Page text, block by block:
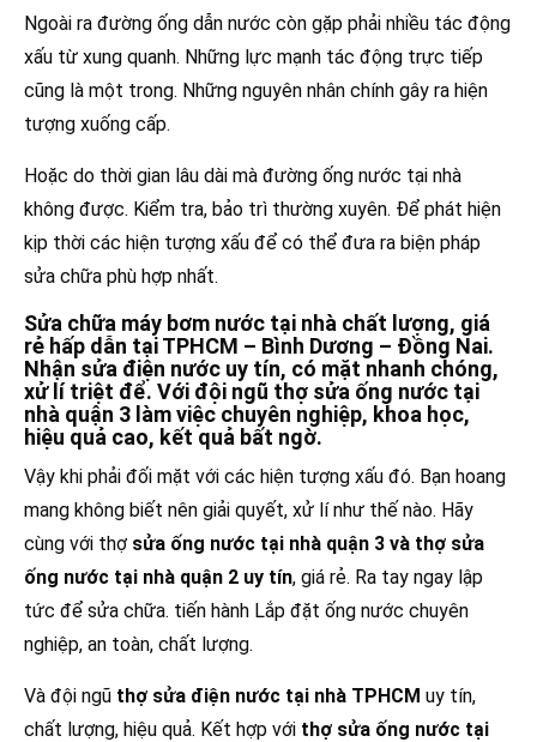
Ngoài ra đường ống dẫn nước còn gặp phải nhiều tác động
xấu từ xung quanh. Những lực mạnh tác động trực tiếp
cũng là một trong. Những nguyên nhân chính gây ra hiện
tượng xuống cấp.
Hoặc do thời gian lâu dài mà đường ống nước tại nhà
không được. Kiểm tra, bảo trì thường xuyên. Để phát hiện
kịp thời các hiện tượng xấu để có thể đưa ra biện pháp
sửa chữa phù hợp nhất.
Sửa chữa máy bơm nước tại nhà chất lượng, giá
rẻ hấp dẫn tại TPHCM – Bình Dương – Đồng Nai.
Nhận sửa điện nước uy tín, có mặt nhanh chóng,
xử lí triệt để. Với đội ngũ thợ sửa ống nước tại
nhà quận 3 làm việc chuyên nghiệp, khoa học,
hiệu quả cao, kết quả bất ngờ.
Vậy khi phải đối mặt với các hiện tượng xấu đó. Bạn hoang
mang không biết nên giải quyết, xử lí như thế nào. Hãy
cùng với thợ sửa ống nước tại nhà quận 3 và thợ sửa
ống nước tại nhà quận 2 uy tín, giá rẻ. Ra tay ngay lập
tức để sửa chữa. tiến hành Lắp đặt ống nước chuyên
nghiệp, an toàn, chất lượng.
Và đội ngũ thợ sửa điện nước tại nhà TPHCM uy tín,
chất lượng, hiệu quả. Kết hợp với thợ sửa ống nước tại